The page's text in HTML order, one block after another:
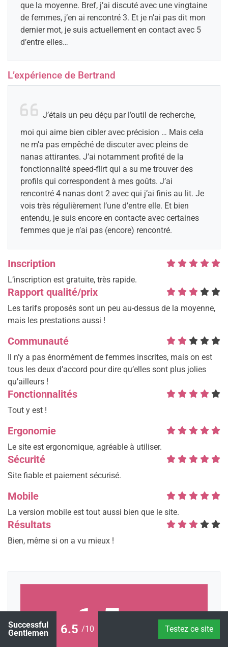
que la moyenne. Bref, j’ai discuté avec une vingtaine
de femmes, j’en ai rencontré 3. Et je n’ai pas dit mon
dernier mot, je suis actuellement en contact avec 5
d’entre elles…
L’expérience de Bertrand
J’étais un peu déçu par l’outil de recherche,
moi qui aime bien cibler avec précision … Mais cela
ne m’a pas empêché de discuter avec pleins de
nanas attirantes. J’ai notamment profité de la
fonctionnalité speed-flirt qui a su me trouver des
profils qui correspondent à mes goûts. J’ai
rencontré 4 nanas dont 2 avec qui j’ai finis au lit. Je
vois très régulièrement l’une d’entre elle. Et bien
entendu, je suis encore en contacte avec certaines
femmes que je n’ai pas (encore) rencontré.
Inscription
L’inscription est gratuite, très rapide.
Rapport qualité/prix
Les tarifs proposés sont un peu au-dessus de la moyenne,
mais les prestations aussi !
Communauté
Il n’y a pas énormément de femmes inscrites, mais on est
tous les deux d’accord pour dire qu’elles sont plus jolies
qu’ailleurs !
Fonctionnalités
Tout y est !
Ergonomie
Le site est ergonomique, agréable à utiliser.
Sécurité
Site fiable et paiement sécurisé.
Mobile
La version mobile est tout aussi bien que le site.
Résultats
Bien, même si on a vu mieux !
6.5
Successful
Gentlemen
6.5 /10 Testez ce site